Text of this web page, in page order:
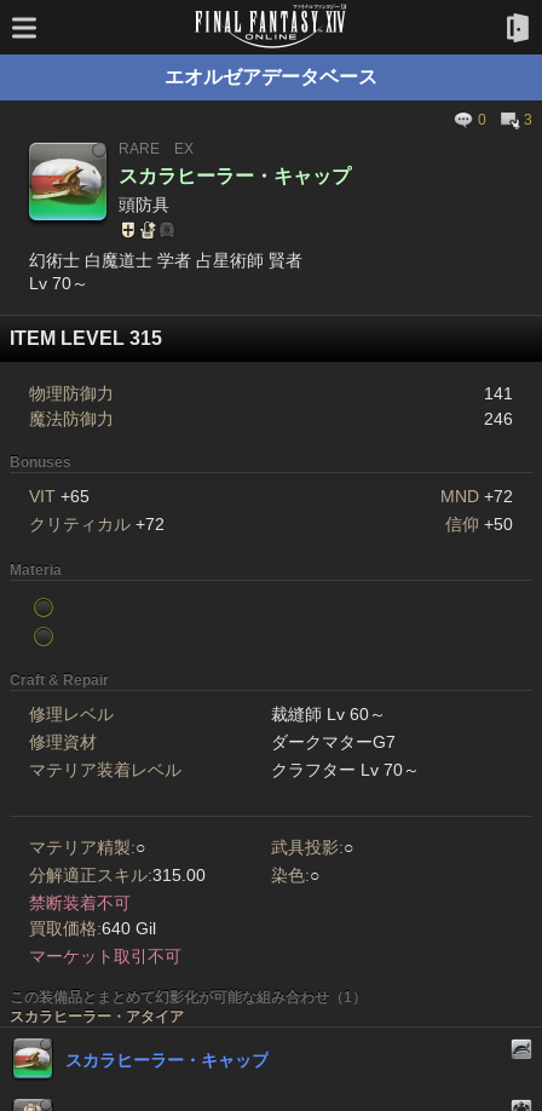
エオルゼアデータベース
0
3
RARE
EX
スカラヒーラー・キャップ
頭防具
幻術士 白魔道士 学者 占星術師 賢者
Lv 70～
ITEM LEVEL 315
物理防御力
141
魔法防御力
246
Bonuses
VIT +65 MND +72
クリティカル +72 信仰 +50
Materia
Craft & Repair
修理レベル
裁縫師 Lv 60～
修理資材
ダークマターG7
マテリア装着レベル
クラフター Lv 70～
マテリア精製:○ 武具投影:○
分解適正スキル:315.00 染色:○
禁断装着不可
買取価格:640 Gil
マーケット取引不可
この装備品とまとめて幻影化が可能な組み合わせ（1）
スカラヒーラー・アタイア
スカラヒーラー・キャップ